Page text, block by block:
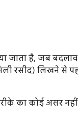
जाता है, जब
रसीद) लिखने से
का कोई असर नहीं